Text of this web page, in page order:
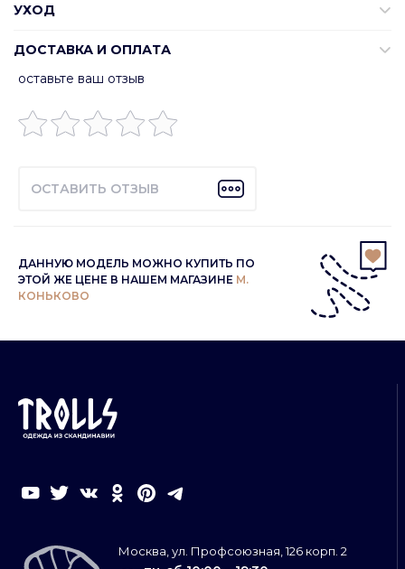
УХОД
ДОСТАВКА И ОПЛАТА
оставьте ваш отзыв
ОСТАВИТЬ ОТЗЫВ
ДАННУЮ МОДЕЛЬ МОЖНО КУПИТЬ ПО
ЭТОЙ ЖЕ ЦЕНЕ В НАШЕМ МАГАЗИНЕ М.
КОНЬКОВО
Москва, ул. Профсоюзная, 126 корп. 2